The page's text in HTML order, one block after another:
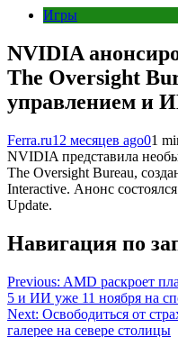
Игры
NVIDIA
The Oversight
управлением и
Ferra.ru12 месяцев ago01
NVIDIA представила
The Oversight Bureau,
Interactive. Анонс
Update.
Навигация по
Previous: AMD раскроет
5 и ИИ уже 11 ноября на
Next: Освободиться от
галерее на севере столицы